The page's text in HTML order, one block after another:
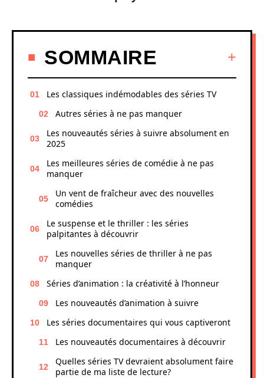
SOMMAIRE
Les classiques indémodables des séries TV
Autres séries à ne pas manquer
Les nouveautés séries à suivre absolument en
2025
Les meilleures séries de comédie à ne pas
manquer
Un vent de fraîcheur avec des nouvelles
comédies
Le suspense et le thriller : les séries
palpitantes à découvrir
Les nouvelles séries de thriller à ne pas
manquer
Séries d’animation : la créativité à l’honneur
Les nouveautés d’animation à suivre
Les séries documentaires qui vous captiveront
Les nouveautés documentaires à découvrir
Quelles séries TV devraient absolument faire
partie de ma liste de lecture?